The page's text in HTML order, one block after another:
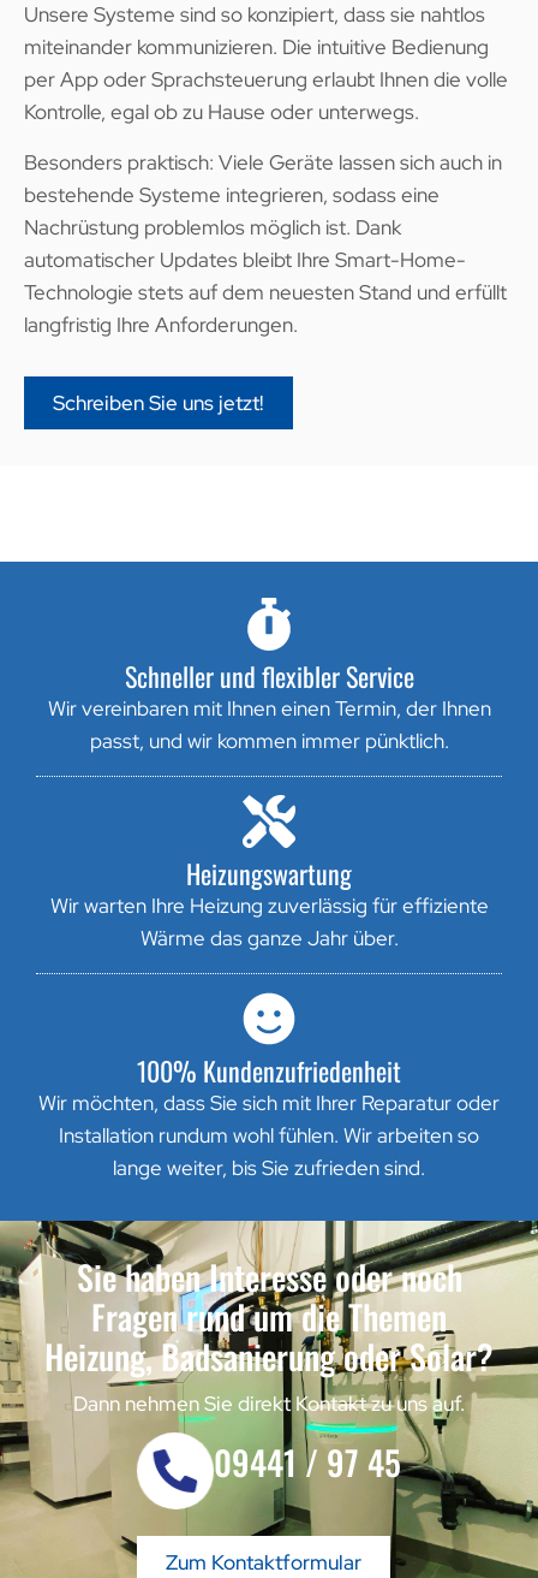
Unsere Systeme sind so konzipiert, dass sie nahtlos
miteinander kommunizieren. Die intuitive Bedienung
per App oder Sprachsteuerung erlaubt Ihnen die volle
Kontrolle, egal ob zu Hause oder unterwegs.
Besonders praktisch: Viele Geräte lassen sich auch in
bestehende Systeme integrieren, sodass eine
Nachrüstung problemlos möglich ist. Dank
automatischer Updates bleibt Ihre Smart-Home-
Technologie stets auf dem neuesten Stand und erfüllt
langfristig Ihre Anforderungen.
Schreiben Sie uns jetzt!
Schneller und flexibler Service
Wir vereinbaren mit Ihnen einen Termin, der Ihnen
passt, und wir kommen immer pünktlich.
Heizungswartung
Wir warten Ihre Heizung zuverlässig für effiziente
Wärme das ganze Jahr über.
100% Kundenzufriedenheit
Wir möchten, dass Sie sich mit Ihrer Reparatur oder
Installation rundum wohl fühlen. Wir arbeiten so
lange weiter, bis Sie zufrieden sind.
Sie haben Interesse oder noch
Fragen rund um die Themen
Heizung, Badsanierung oder Solar?
Dann nehmen Sie direkt Kontakt zu uns auf.
09441 / 97 45
Zum Kontaktformular